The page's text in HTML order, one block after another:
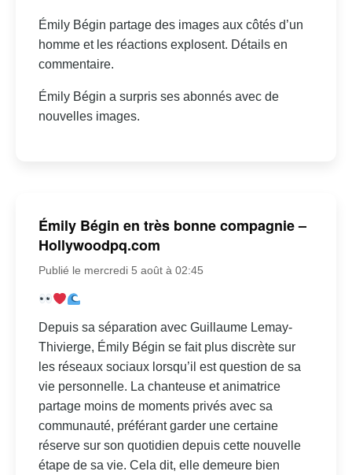
Émily Bégin partage des images aux côtés d’un
homme et les réactions explosent. Détails en
commentaire.
Émily Bégin a surpris ses abonnés avec de
nouvelles images.
Émily Bégin en très bonne compagnie –
Hollywoodpq.com
Publié le mercredi 5 août à 02:45
Depuis sa séparation avec Guillaume Lemay-
Thivierge, Émily Bégin se fait plus discrète sur
les réseaux sociaux lorsqu’il est question de sa
vie personnelle. La chanteuse et animatrice
partage moins de moments privés avec sa
communauté, préférant garder une certaine
réserve sur son quotidien depuis cette nouvelle
étape de sa vie. Cela dit, elle demeure bien